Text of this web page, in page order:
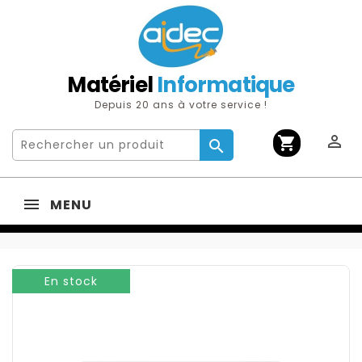
MatérielInformatique
Depuis 20 ans à votre service !
 shopping_cart 
MENU
En stock